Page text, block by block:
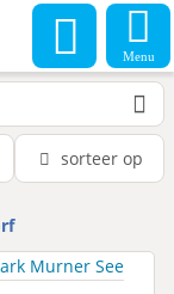
Menu
sorteer op